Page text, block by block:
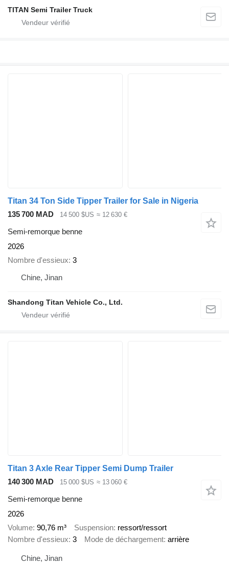
TITAN Semi Trailer Truck
Titan 34 Ton Side Tipper Trailer for Sale in Nigeria
135 700 MAD
14 500 $US ≈ 12 630 €
Semi-remorque benne
2026
Nombre d'essieux 3
Chine, Jinan
Shandong Titan Vehicle Co., Ltd.
Titan 3 Axle Rear Tipper Semi Dump Trailer
140 300 MAD
15 000 $US ≈ 13 060 €
Semi-remorque benne
2026
Volume 90,76 m³ Suspension ressort/ressort
Nombre d'essieux 3 Mode de déchargement arrière
Chine, Jinan